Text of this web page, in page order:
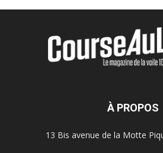
À PROPOS
13 Bis avenue de la Motte